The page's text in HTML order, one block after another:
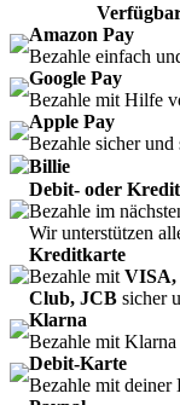
Amazon Pay
Bezahle einfach
Google Pay
Bezahle mit Hilfe
Apple Pay
Bezahle sicher
Billie
Debit- oder
Bezahle im
Wir unterstützen
Kreditkarte
Bezahle mit VISA,
Club, JCB sicher
Klarna
Bezahle mit
Debit-Karte
Bezahle mit deiner